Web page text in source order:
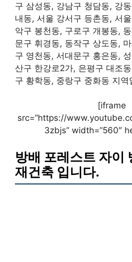
구 삼성동, 강남구 청담동, 강
내동, 서울 강서구 등촌동, 서
악구 봉천동, 구로구 개봉동,
문구 휘경동, 동작구 상도동,
구 영천동, 서대문구 홍은동,
산구 한강로2가, 은평구 대조
구 황학동, 중랑구 중화동 지역
[iframe
src=”https://
3zbjs” width=”560″
방배 포레스트 자이
재건축 입니다.